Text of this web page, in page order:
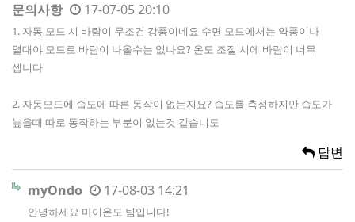
문의사항 17-07-05 20:10
1. 자동 모드 시 바람이 무조건 강풍이네요 수면 모드에서는 약풍이나
열대야 모드로 바람이 나올수는 없나요? 온도 조절 시에 바람이 너무
셉니다
2. 자동모드에 습도에 따른 동작이 없는지요? 습도를 측정하지만 습도가
높을때 따로 동작하는 부분이 없는것 같습니도
답변
myOndo 17-08-03 14:21
안녕하세요 마이온도 팀입니다!